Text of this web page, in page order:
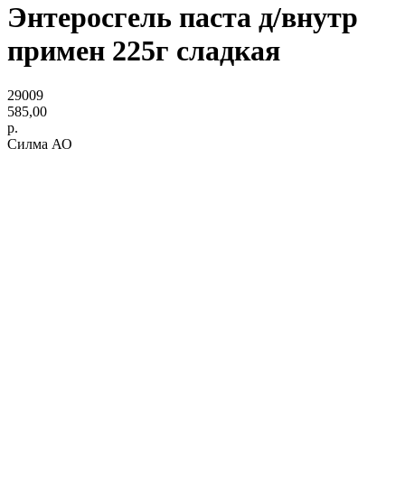
Энтеросгель паста д/внутр
примен 225г сладкая
29009
585,00
р.
Силма АО